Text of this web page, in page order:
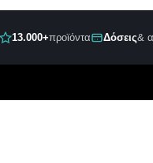
13.000+προϊόντα Δόσεις&